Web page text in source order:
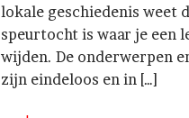
lokale geschiedenis weet
speurtocht is waar je een
wijden. De onderwerpen
zijn eindeloos en in […]